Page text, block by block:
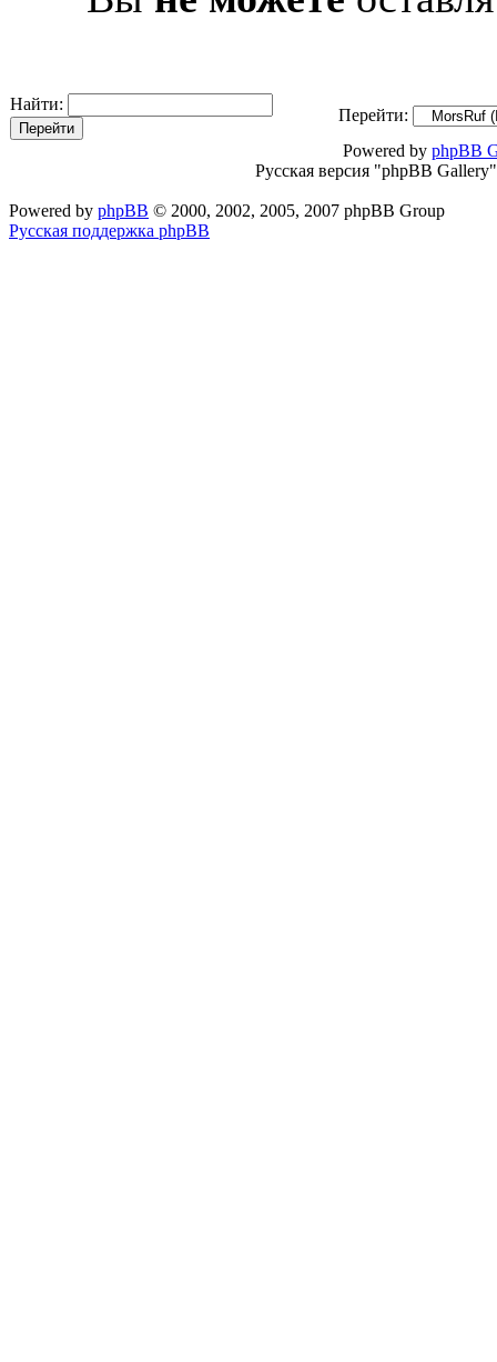
Найти:
Перейти:
Powered by phpBB
Русская версия "phpBB
Powered by phpBB © 2000, 2002, 2005, 2007 phpBB Group
Русская поддержка phpBB